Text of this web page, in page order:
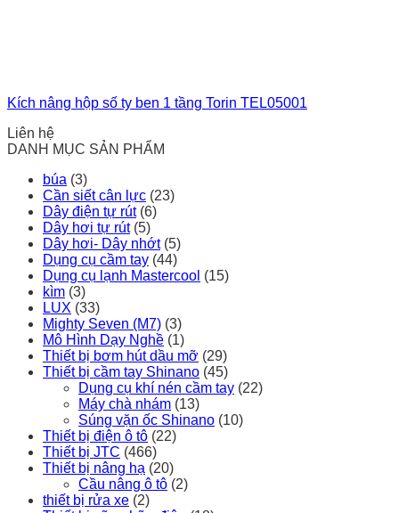
Kích nâng hộp số ty ben 1 tầng Torin TEL05001
Liên hệ
DANH MỤC SẢN PHẨM
búa (3)
Cần siết cân lực (23)
Dây điện tự rút (6)
Dây hơi tự rút (5)
Dây hơi- Dây nhớt (5)
Dụng cụ cầm tay (44)
Dụng cụ lạnh Mastercool (15)
kìm (3)
LUX (33)
Mighty Seven (M7) (3)
Mô Hình Dạy Nghề (1)
Thiết bị bơm hút dầu mỡ (29)
Thiết bị cầm tay Shinano (45)
Dụng cụ khí nén cầm tay (22)
Máy chà nhám (13)
Súng vặn ốc Shinano (10)
Thiết bị điện ô tô (22)
Thiết bị JTC (466)
Thiết bị nâng hạ (20)
Cầu nâng ô tô (2)
thiết bị rửa xe (2)